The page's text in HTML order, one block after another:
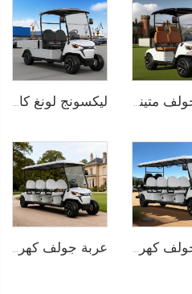
عربة جولف متينة وعملية مع صندوق شحن خلفي من الألومنيوم - مثالية لنقل الطلاب والفندق ليكسونج لونغ كارجو بيد غولف كارجو تراكم – شاحنة كهربائية قوية للعمل الصناعي والزراعي